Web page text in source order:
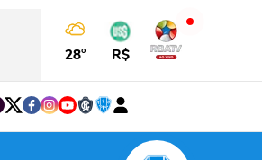
28° R$